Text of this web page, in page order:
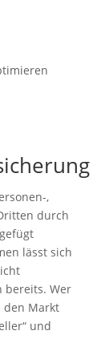
,
durch
lässt sich
bereits. Wer
den Markt
und